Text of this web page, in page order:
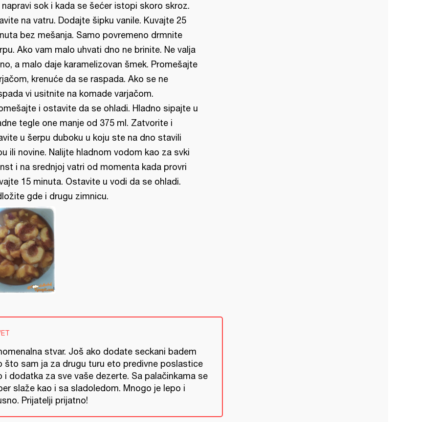
napravi sok i kada se šećer istopi skoro skroz.
na vatru. Dodajte šipku vanile. Kuvajte 25
bez mešanja. Samo povremeno drmnite
Ako vam malo uhvati dno ne brinite. Ne valja
a malo daje karamelizovan šmek. Promešajte
krenuće da se raspada. Ako se ne
vi usitnite na komade varjačom.
i ostavite da se ohladi. Hladno sipajte u
tegle one manje od 375 ml. Zatvorite i
u šerpu duboku u koju ste na dno stavili
ili novine. Nalijte hladnom vodom kao za svki
i na srednjoj vatri od momenta kada provri
15 minuta. Ostavite u vodi da se ohladi.
gde i drugu zimnicu.
stvar. Još ako dodate seckani badem
što sam ja za drugu turu eto predivne poslastice
i dodatka za sve vaše dezerte. Sa palačinkama se
slaže kao i sa sladoledom. Mnogo je lepo i
Prijatelji prijatno!